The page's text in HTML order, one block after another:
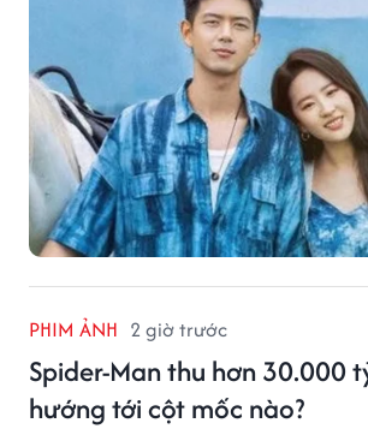
PHIM ẢNH 2 giờ trước
Spider-Man thu hơn 30.000
hướng tới cột mốc nào?